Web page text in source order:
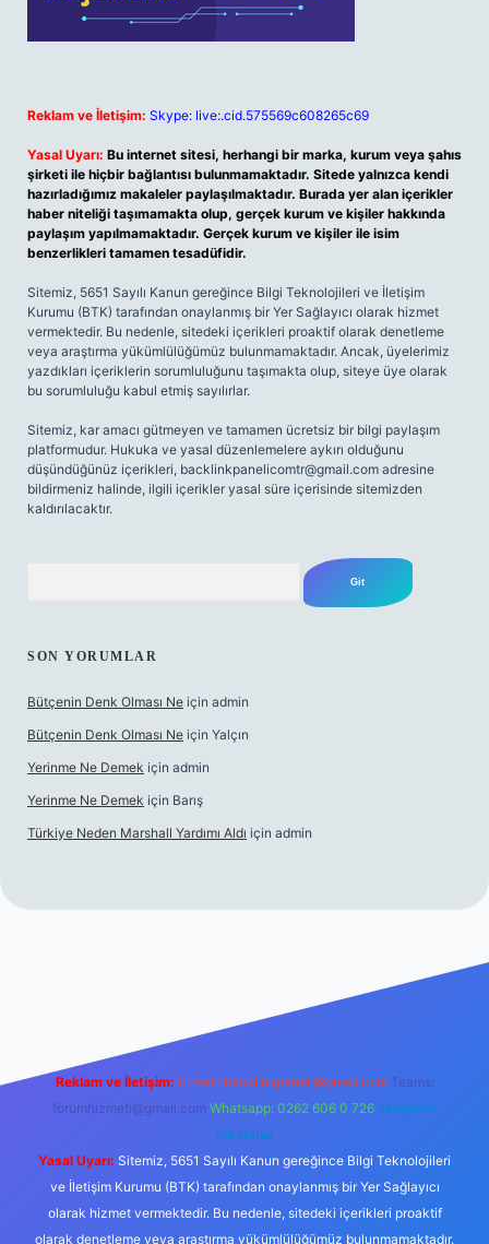
Reklam ve İletişim: Skype: live:.cid.575569c608265c69
Yasal Uyarı: Bu internet sitesi, herhangi bir marka, kurum veya şahıs
şirketi ile hiçbir bağlantısı bulunmamaktadır. Sitede yalnızca kendi
hazırladığımız makaleler paylaşılmaktadır. Burada yer alan içerikler
haber niteliği taşımamakta olup, gerçek kurum ve kişiler hakkında
paylaşım yapılmamaktadır. Gerçek kurum ve kişiler ile isim
benzerlikleri tamamen tesadüfidir.
Sitemiz, 5651 Sayılı Kanun gereğince Bilgi Teknolojileri ve İletişim
Kurumu (BTK) tarafından onaylanmış bir Yer Sağlayıcı olarak hizmet
vermektedir. Bu nedenle, sitedeki içerikleri proaktif olarak denetleme
veya araştırma yükümlülüğümüz bulunmamaktadır. Ancak, üyelerimiz
yazdıkları içeriklerin sorumluluğunu taşımakta olup, siteye üye olarak
bu sorumluluğu kabul etmiş sayılırlar.
Sitemiz, kar amacı gütmeyen ve tamamen ücretsiz bir bilgi paylaşım
platformudur. Hukuka ve yasal düzenlemelere aykırı olduğunu
düşündüğünüz içerikleri, backlinkpanelicomtr@gmail.com adresine
bildirmeniz halinde, ilgili içerikler yasal süre içerisinde sitemizden
kaldırılacaktır.
SON YORUMLAR
Bütçenin Denk Olması Ne için admin
Bütçenin Denk Olması Ne için Yalçın
Yerinme Ne Demek için admin
Yerinme Ne Demek için Barış
Türkiye Neden Marshall Yardımı Aldı için admin
Reklam ve İletişim: E-mail: backlinkpaneli@gmail.com Teams:
forumhizmeti@gmail.com Whatsapp: 0262 606 0 726 Telegram:
@karabul
Yasal Uyarı: Sitemiz, 5651 Sayılı Kanun gereğince Bilgi Teknolojileri
ve İletişim Kurumu (BTK) tarafından onaylanmış bir Yer Sağlayıcı
olarak hizmet vermektedir. Bu nedenle, sitedeki içerikleri proaktif
olarak denetleme veya araştırma yükümlülüğümüz bulunmamaktadır.